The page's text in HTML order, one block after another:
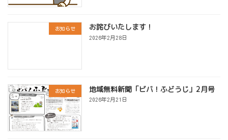
お知らせ お詫びいたします！
2026年2月28日
お知らせ 地域無料新聞「ビバ！ふどうじ」2月号
2026年2月21日